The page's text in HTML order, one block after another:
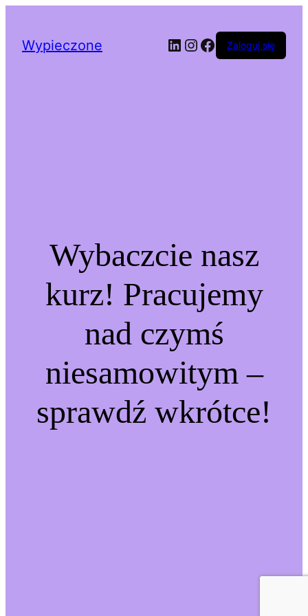
Wypieczone LinkedIn
Instagram
Facebook
Zaloguj się
Wybaczcie nasz
kurz! Pracujemy
nad czymś
niesamowitym –
sprawdź wkrótce!